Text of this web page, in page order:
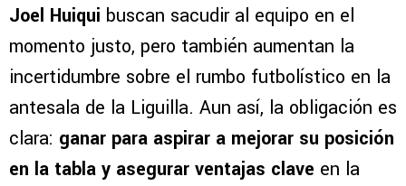
Joel Huiqui buscan sacudir al equipo en el
momento justo, pero también aumentan la
incertidumbre sobre el rumbo futbolístico en la
antesala de la Liguilla. Aun así, la obligación es
clara: ganar para aspirar a mejorar su posición
en la tabla y asegurar ventajas clave en la